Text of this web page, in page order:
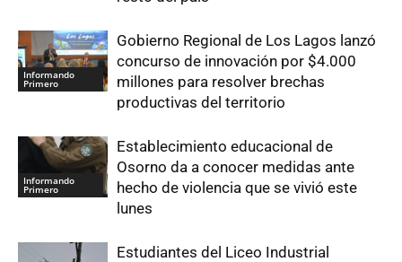
Informando
Primero
Gobierno Regional de Los Lagos lanzó
concurso de innovación por $4.000
millones para resolver brechas
productivas del territorio
Informando
Primero
Establecimiento educacional de
Osorno da a conocer medidas ante
hecho de violencia que se vivió este
lunes
Estudiantes del Liceo Industrial